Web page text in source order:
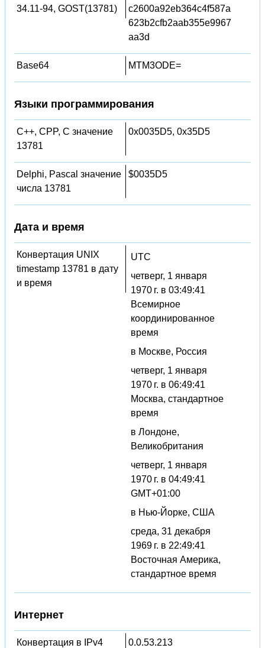
34.11-94, GOST(13781)
c2600a92eb364c4f587a
623b2cfb2aab355e9967
aa3d
Base64 MTM3ODE=
Языки программирования
C++, CPP, C значение
13781
0x0035D5, 0x35D5
Delphi, Pascal значение
числа 13781
$0035D5
Дата и время
Конвертация UNIX
timestamp 13781 в дату
и время
UTC
четверг, 1 января
1970 г. в 03:49:41
Всемирное
координированное
время
в Москве, Россия
четверг, 1 января
1970 г. в 06:49:41
Москва, стандартное
время
в Лондоне,
Великобритания
четверг, 1 января
1970 г. в 04:49:41
GMT+01:00
в Нью-Йорке, США
среда, 31 декабря
1969 г. в 22:49:41
Восточная Америка,
стандартное время
Интернет
Конвертация в IPv4
0.0.53.213